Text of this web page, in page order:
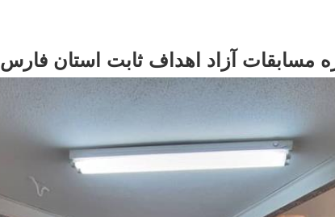
مسابقات آزاد اهداف ثابت استان فارس